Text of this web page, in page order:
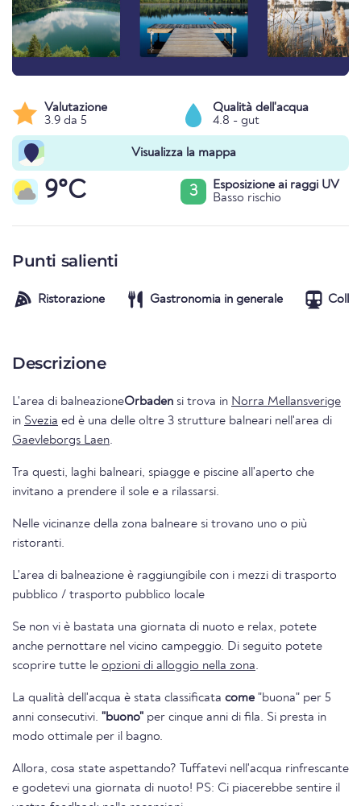
Valutazione
3.9 da 5
Qualità dell'acqua
4.8 - gut
Visualizza la mappa
9°C 3
Esposizione ai raggi UV
Basso rischio
Punti salienti
Ristorazione Gastronomia in generale
Descrizione
L'area di balneazioneOrbaden si trova in Norra Mellansverige
in Svezia ed è una delle oltre 3 strutture balneari nell'area di
Gaevleborgs Laen.
Tra questi, laghi balneari, spiagge e piscine all'aperto che
invitano a prendere il sole e a rilassarsi.
Nelle vicinanze della zona balneare si trovano uno o più
ristoranti.
L'area di balneazione è raggiungibile con i mezzi di trasporto
pubblico / trasporto pubblico locale
Se non vi è bastata una giornata di nuoto e relax, potete
anche pernottare nel vicino campeggio. Di seguito potete
scoprire tutte le opzioni di alloggio nella zona.
La qualità dell'acqua è stata classificata come "buona" per 5
anni consecutivi. "buono" per cinque anni di fila. Si presta in
modo ottimale per il bagno.
Allora, cosa state aspettando? Tuffatevi nell'acqua rinfrescante
e godetevi una giornata di nuoto! PS: Ci piacerebbe sentire il